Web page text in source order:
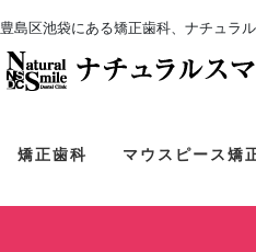
豊島区池袋にある矯正歯科、ナチュラ
矯正歯科 マウスピース矯